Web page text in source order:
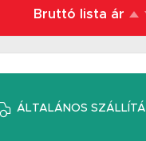
Bruttó lista ár
ÁLTALÁNOS